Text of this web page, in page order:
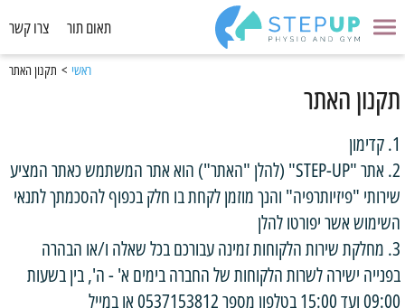
תאום תור צרו קשר
ראשי > תקנון האתר
תקנון האתר
1. קדימון
2. אתר "STEP-UP" (להלן "האתר") הוא אתר המשתמש כאתר המציע
שירותי "פיזיותרפיה" והנך מוזמן לקחת בו חלק בכפוף להסכמתך לתנאי
השימוש אשר יפורטו להלן
3. מחלקת שירות הלקוחות זמינה עבורכם בכל שאלה ו/או הבהרה
בפנייה ישירה לשרות הלקוחות של החברה בימים א' - ה', בין בשעות
09:00 ועד 15:00 בטלפון מספר 0537153812 או במייל